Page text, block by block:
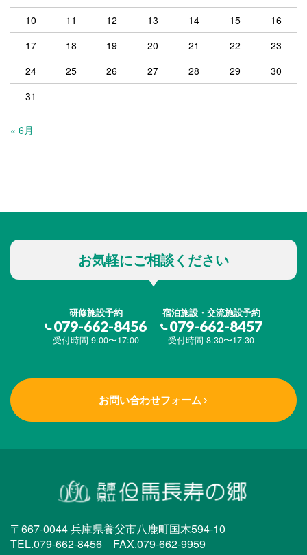
10
11 12 13 14 15
16
17
18 19 20 21 22
23
24
25 26 27 28 29
30
31
« 6月
お気軽にご相談ください
研修施設予約
079-662-8456
受付時間 9:00〜17:00
宿泊施設・交流施設予約
079-662-8457
受付時間 8:30〜17:30
お問い合わせフォーム
〒667-0044 兵庫県養父市八鹿町国木594-10
TEL.079-662-8456 FAX.079-662-9959